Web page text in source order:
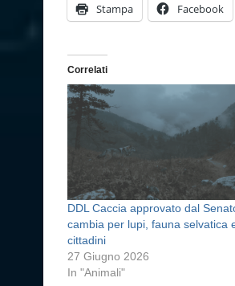
Stampa Facebook
Correlati
DDL Caccia approvato dal
cambia per lupi, fauna selvatica
cittadini
27 Giugno 2026
In "Animali"